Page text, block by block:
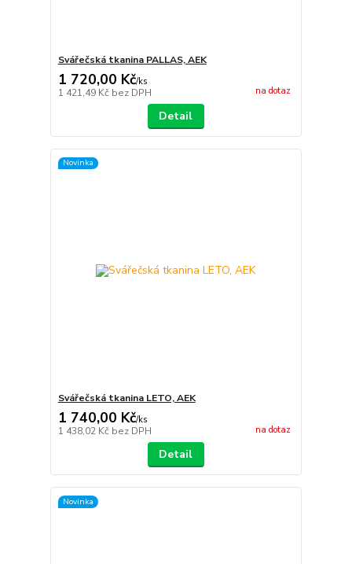
Svářečská tkanina PALLAS, AEK
1 720,00 Kč/ks
1 421,49 Kč bez DPH na dotaz
Detail
Novinka
Svářečská tkanina LETO, AEK
1 740,00 Kč/ks
1 438,02 Kč bez DPH na dotaz
Detail
Novinka